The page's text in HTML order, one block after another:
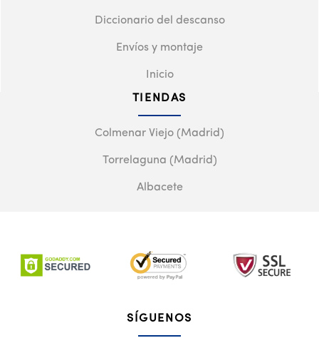
Diccionario del descanso
Envíos y montaje
Inicio
TIENDAS
Colmenar Viejo (Madrid)
Torrelaguna (Madrid)
Albacete
SÍGUENOS